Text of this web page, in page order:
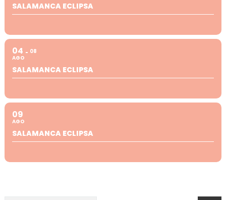
SALAMANCA ECLIPSA
04
AGO
08
SALAMANCA ECLIPSA
09
AGO
SALAMANCA ECLIPSA